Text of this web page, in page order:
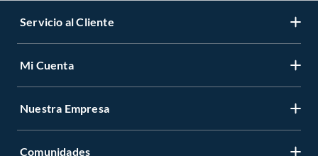
Servicio al Cliente
Mi Cuenta
Nuestra Empresa
Comunidades